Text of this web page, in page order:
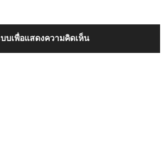
บบเพื่อแสดงความคิดเห็น